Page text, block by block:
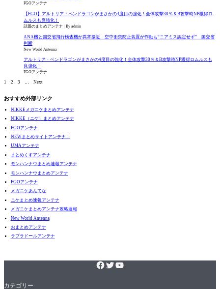
FGOアンテナ
【FGO】アルトリア・ペンドラゴンがまさかの4度目の強化！全体攻撃30％＆B攻撃時NP獲得ロ
ムルスも良強化！
話題のまとめアンテナ By admin
ANA機と国交省飛行検査機が異常接近 空中衝突防止装置が作動も“ニアミス認定せず” 国交省
判断
New World Antenna
アルトリア・ペンドラゴンがまさかの4度目の強化！全体攻撃30％＆B攻撃時NP獲得ロムルスも
良強化！
FGOアンテナ
1 2 3 Next
おすすめ外部リンク
NIKKEメガニケまとめアンテナ
NIKKE（ニケ）まとめアンテナ
FGOアンテナ
NEWまとめサイトアンテナ！
UMAアンテナ
まとめくすアンテナ
モンハンナウまとめ速報アンテナ
モンハンナウまとめアンテナ
FGOアンテナ
メガニケあんてな
ニケまとめ速報アンテナ
メガニケまとめアンテナ攻略速報
New World Antenna
おまとめアンテナ
ラブラドールアンテナ
カテゴリー